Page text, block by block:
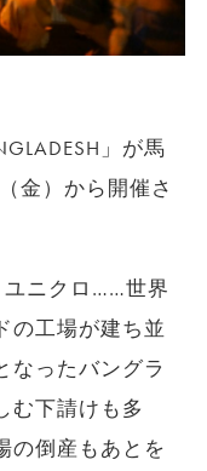
」が馬
金）から開催さ
ユニクロ……世界
の工場が建ち並
なったバングラ
む下請けも多
の倒産もあとを